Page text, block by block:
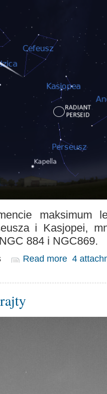
maksimum
i Kasjopei,
884 i NGC869.
Read more 4